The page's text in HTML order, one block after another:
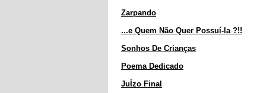
Zarpando
...e Quem Não Quer Possuí-la ?!!
Sonhos De Crianças
Poema Dedicado
JuÍzo Final